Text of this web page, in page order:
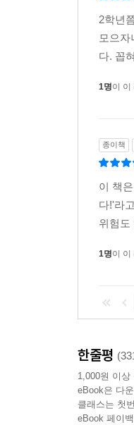
2학년
모으
다. 꼽
1명이 이
종이책
이 책
다!'라
위험도
1명이 이
한줄평
1,000원 이상
eBook은 다
클래스는 첫
eBook 페이